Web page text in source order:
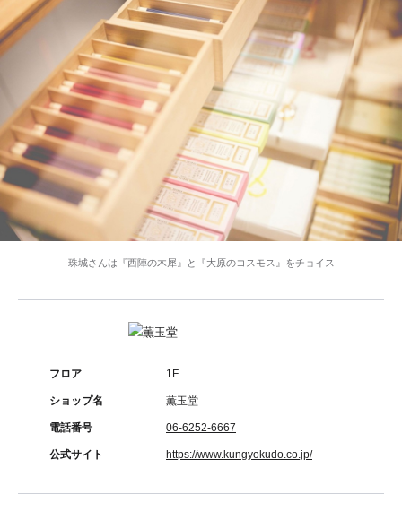
珠城さんは『西陣の木犀』と『大原のコスモス』をチョイス
フロア 1F
ショップ名 薫玉堂
電話番号 06-6252-6667
公式サイト https://www.kungyokudo.co.jp/